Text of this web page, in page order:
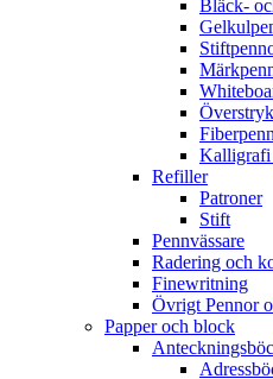
Bläck-
Kalligrafi
Refiller
Patroner
Stift
Pennvässare
Radering och
Finewritning
Övrigt Pennor
Papper och block